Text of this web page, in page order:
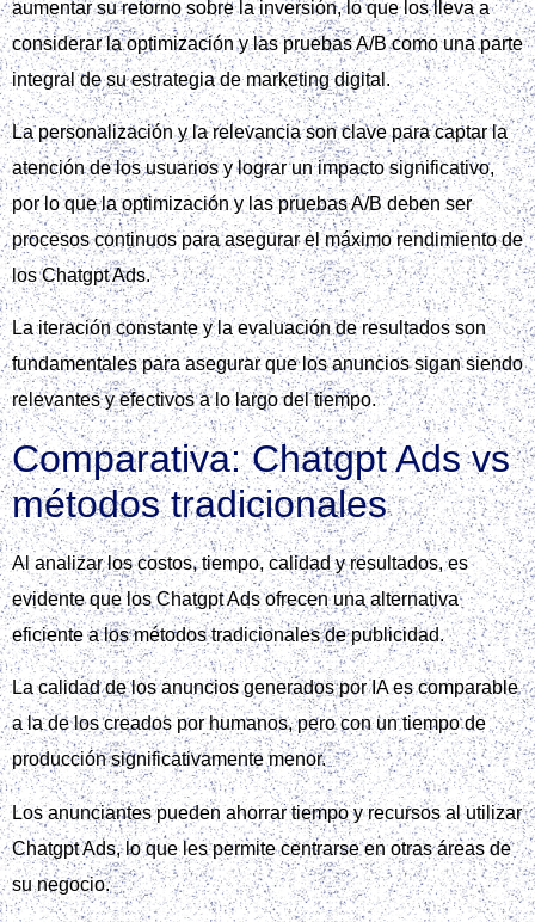
aumentar su retorno sobre la inversión, lo que los lleva a
considerar la optimización y las pruebas A/B como una parte
integral de su estrategia de marketing digital.
La personalización y la relevancia son clave para captar la
atención de los usuarios y lograr un impacto significativo,
por lo que la optimización y las pruebas A/B deben ser
procesos continuos para asegurar el máximo rendimiento de
los Chatgpt Ads.
La iteración constante y la evaluación de resultados son
fundamentales para asegurar que los anuncios sigan siendo
relevantes y efectivos a lo largo del tiempo.
Comparativa: Chatgpt Ads vs
métodos tradicionales
Al analizar los costos, tiempo, calidad y resultados, es
evidente que los Chatgpt Ads ofrecen una alternativa
eficiente a los métodos tradicionales de publicidad.
La calidad de los anuncios generados por IA es comparable
a la de los creados por humanos, pero con un tiempo de
producción significativamente menor.
Los anunciantes pueden ahorrar tiempo y recursos al utilizar
Chatgpt Ads, lo que les permite centrarse en otras áreas de
su negocio.